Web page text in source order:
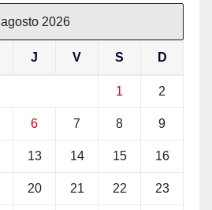
agosto 2026
J V S D
1 2
6 7 8 9
13 14 15 16
20 21 22 23